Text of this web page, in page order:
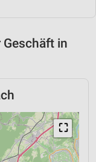
in
⛶